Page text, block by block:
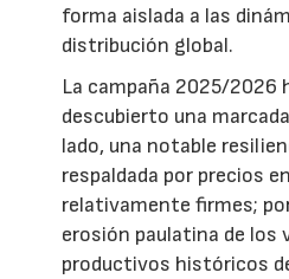
forma aislada a las
distribución global.
La campaña 2025/2026
descubierto una
lado, una notable
respaldada por precios
relativamente firmes;
erosión paulatina de los
productivos históricos